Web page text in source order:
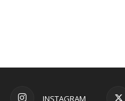
INSTAGRAM